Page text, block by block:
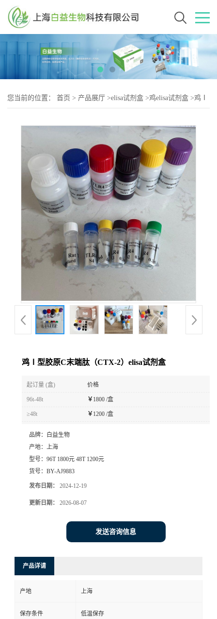
您当前的位置： 首页 > 产品展厅 >elisa试剂盒 >鸡elisa试剂盒 >鸡Ⅰ
鸡Ⅰ型胶原C末端肽（CTX-2）elisa试剂盒
起订量 (盒) 价格
96t-48t ￥ 1800 /盒
≥48t ￥ 1200 /盒
品牌：
白益生物
产地： 上海
型号： 96T 1800元 48T 1200元
货号： BY-AJ9883
发布日期： 2024-12-19
更新日期： 2026-08-07
发送咨询信息
产品详请
产地 上海
保存条件 低温保存